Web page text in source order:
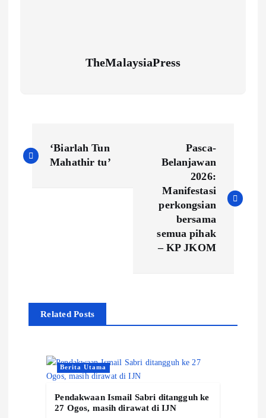
TheMalaysiaPress
o
‘Biarlah Tun
Mahathir tu’
Pasca-
Belanjawan
2026:
Manifestasi
perkongsian
bersama
semua pihak
– KP JKOM
Related Posts
Berita Utama
Pendakwaan Ismail Sabri ditangguh ke
27 Ogos, masih dirawat di IJN